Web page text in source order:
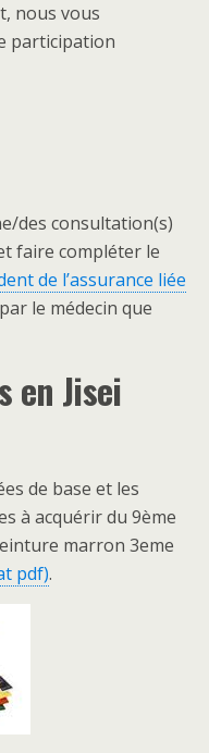
nous vous
participation
des consultation(s)
faire compléter le
de l’assurance liée
par le médecin que
en Jisei
de base et les
à acquérir du 9ème
marron 3eme
pdf).